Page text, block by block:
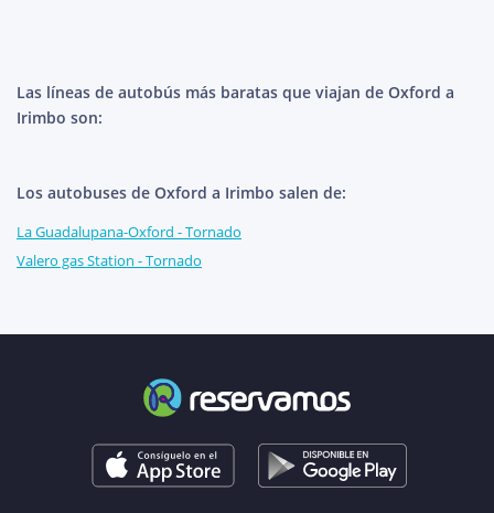
Las líneas de autobús más baratas que viajan de Oxford a
Irimbo son:
Los autobuses de Oxford a Irimbo salen de:
La Guadalupana-Oxford - Tornado
Valero gas Station - Tornado